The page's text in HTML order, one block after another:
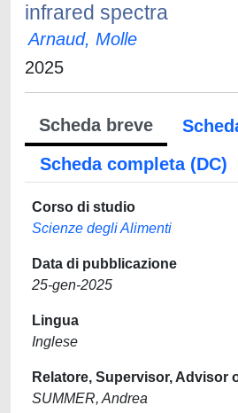
infrared spectra
Arnaud, Molle
2025
Scheda breve
Scheda completa (DC)
Corso di studio
Scienze degli Alimenti
Data di pubblicazione
25-gen-2025
Lingua
Inglese
Relatore, Supervisor, Advisor
SUMMER, Andrea